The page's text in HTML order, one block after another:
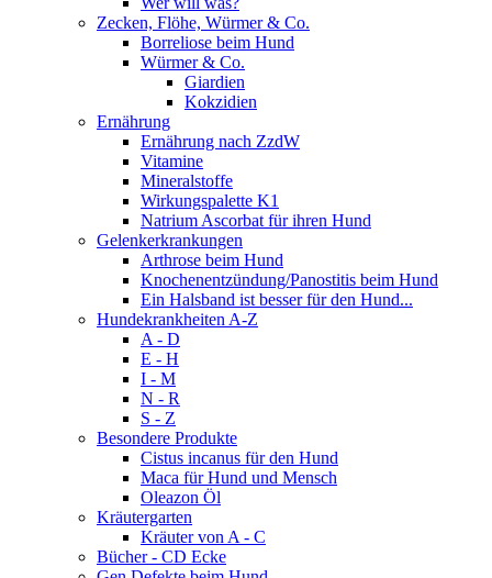
Zecken, Flöhe, Würmer & Co.
Borreliose beim Hund
Würmer & Co.
Giardien
Kokzidien
Ernährung
Ernährung nach ZzdW
Vitamine
Mineralstoffe
Wirkungspalette K1
Natrium Ascorbat für ihren Hund
Gelenkerkrankungen
Arthrose beim Hund
Knochenentzündung/Panostitis beim Hund
Ein Halsband ist besser für den Hund...
Hundekrankheiten A-Z
A - D
E - H
I - M
N - R
S - Z
Besondere Produkte
Cistus incanus für den Hund
Maca für Hund und Mensch
Oleazon Öl
Kräutergarten
Kräuter von A - C
Bücher - CD Ecke